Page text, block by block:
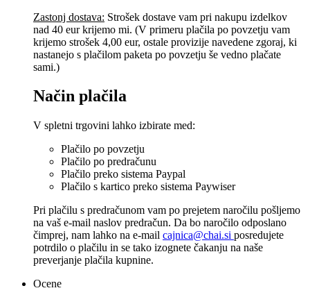
Zastonj dostava: Strošek dostave vam pri nakupu izdelkov
nad 40 eur krijemo mi. (V primeru plačila po povzetju vam
krijemo strošek 4,00 eur, ostale provizije navedene zgoraj, ki
nastanejo s plačilom paketa po povzetju še vedno plačate
sami.)
Način plačila
V spletni trgovini lahko izbirate med:
Plačilo po povzetju
Plačilo po predračunu
Plačilo preko sistema Paypal
Plačilo s kartico preko sistema Paywiser
Pri plačilu s predračunom vam po prejetem naročilu pošljemo
na vaš e-mail naslov predračun. Da bo naročilo odposlano
čimprej, nam lahko na e-mail cajnica@chai.si posredujete
potrdilo o plačilu in se tako izognete čakanju na naše
preverjanje plačila kupnine.
Ocene